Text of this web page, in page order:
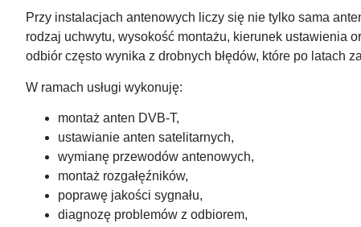
Przy instalacjach antenowych liczy się nie tylko sama
rodzaj uchwytu, wysokość montażu, kierunek ustawienia
odbiór często wynika z drobnych błędów, które po latach
W ramach usługi wykonuję:
montaż anten DVB-T,
ustawianie anten satelitarnych,
wymianę przewodów antenowych,
montaż rozgałęźników,
poprawę jakości sygnału,
diagnozę problemów z odbiorem,